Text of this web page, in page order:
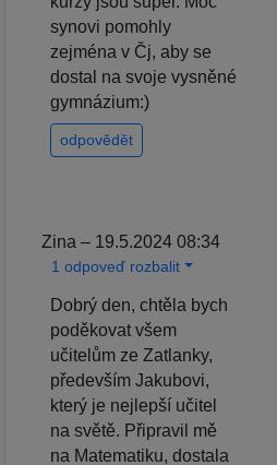
synovi pomohly
zejména v Čj, aby se
dostal na svoje vysněné
gymnázium:)
odpovědět
Zina – 19.5.2024 08:34
1 odpoveď rozbalit
Dobrý den, chtěla bych
poděkovat všem
učitelům ze Zatlanky,
především Jakubovi,
který je nejlepší učitel
na světě. Připravil mě
na Matematiku, dostala